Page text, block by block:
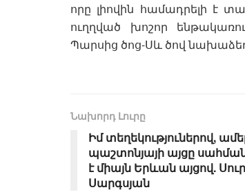
որը լիովին համադրելի է
ուղղված խոշոր
Պարսից ծոց-Սև ծով
Նախորդ Լուրը
Իմ տեղեկություներով,
պաշտոնյայի այցը
է միայն Երևան այցով.
Սարգսյան